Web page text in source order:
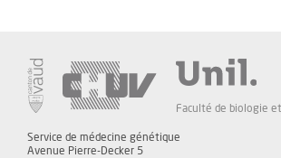
Faculté de biologie
Service de médecine génétique
Avenue Pierre-Decker 5